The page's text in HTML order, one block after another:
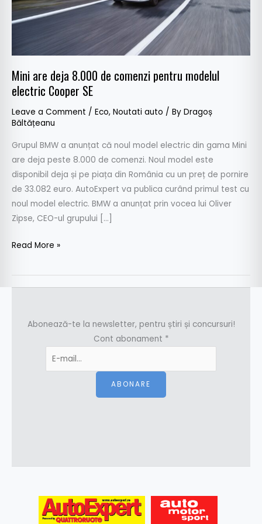
Mini are deja 8.000 de comenzi pentru modelul
electric Cooper SE
Leave a Comment / Eco, Noutati auto / By Dragoș
Băltățeanu
Grupul BMW a anunțat că noul model electric din gama Mini
are deja peste 8.000 de comenzi. Noul model este
disponibil deja și pe piața din România cu un preț de pornire
de 33.082 euro. AutoExpert va publica curând primul test cu
noul model electric. BMW a anunțat prin vocea lui Oliver
Zipse, CEO-ul grupului […]
modelul
electric
Read More »
Abonează-te la newsletter, pentru știri și concursuri!
Cont abonament *
ABONARE